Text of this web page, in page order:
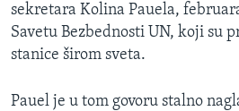
sekretara Kolina Pauela,
Savetu Bezbednosti UN, koji su
stanice širom sveta.
Pauel je u tom govoru stalno